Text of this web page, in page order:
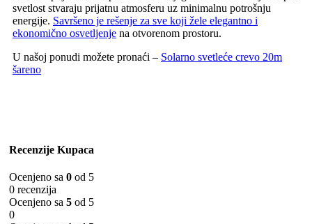
svetlost stvaraju prijatnu atmosferu uz minimalnu potrošnju
energije. Savršeno je rešenje za sve koji žele elegantno i
ekonomično osvetljenje na otvorenom prostoru.
U našoj ponudi možete pronaći – Solarno svetleće crevo 20m
šareno
Recenzije Kupaca
Ocenjeno sa 0 od 5
0 recenzija
Ocenjeno sa 5 od 5
0